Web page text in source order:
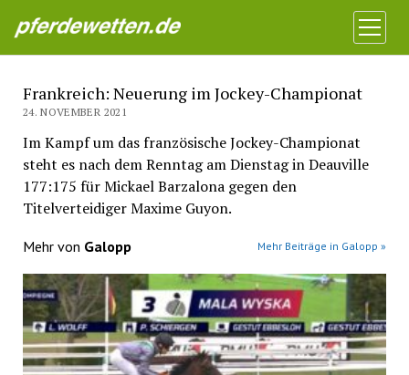
Pferdewetten News
Menü
öffnen
Frankreich: Neuerung im Jockey-Championat
24. NOVEMBER 2021
Im Kampf um das französische Jockey-Championat
steht es nach dem Renntag am Dienstag in Deauville
177:175 für Mickael Barzalona gegen den
Titelverteidiger Maxime Guyon.
Mehr von Galopp Mehr Beiträge in Galopp »